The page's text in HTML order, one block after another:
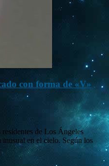
con forma de «V»
residentes de Los Ángeles
inusual en el cielo. Según los